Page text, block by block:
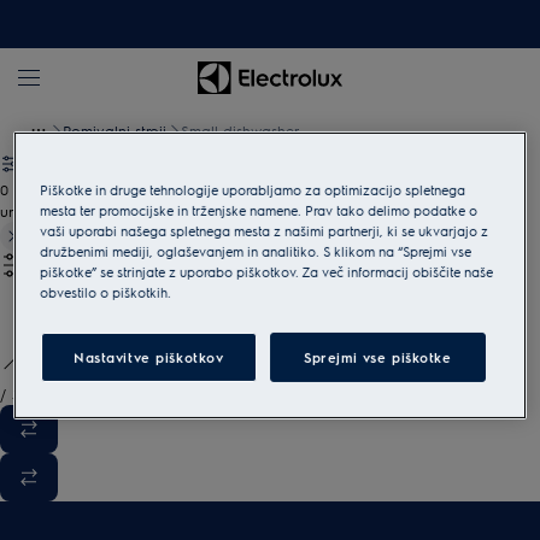
Pomivalni stroji Small dishwasher
0
undefined
/ 3
Piškotke in druge tehnologije uporabljamo za optimizacijo spletnega
mesta ter promocijske in trženjske namene. Prav tako delimo podatke o
vaši uporabi našega spletnega mesta z našimi partnerji, ki se ukvarjajo z
družbenimi mediji, oglaševanjem in analitiko. S klikom na “Sprejmi vse
piškotke” se strinjate z uporabo piškotkov. Za več informacij obiščite naše
obvestilo o piškotkih.
Nastavitve piškotkov Sprejmi vse piškotke